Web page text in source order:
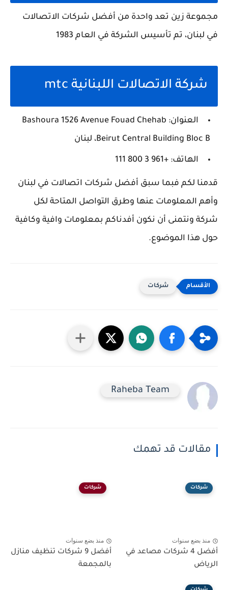
مجموعة زين تعد واحدة من أفضل شركات الاتصالات
في لبنان، تم تأسيس الشركة في العام 1983
شركة الاتصالات اللبنانية mtc
العنوان: Bashoura 1526 Avenue Fouad Chehab
Beirut Central Building Bloc B، لبنان
الهاتف: +961 3 800 111
قدمنا لكم فبما سبق أفضل شركات اتصالات في لبنان
وأهم المعلومات عنها وطرق التواصل المتاحة لكل
شركة ونتمنى أن نكون أفدناكم بمعلومات وافية وكافية
حول هذا الموضوع.
شركات
Raheba Team
مقالات قد تهمك
شركات
منذ بضع سنوات
أفضل 4 شركات مصاعد في
الرياض
شركات
منذ بضع سنوات
أفضل 9 شركات تنظيف منازل
بالمجمعة